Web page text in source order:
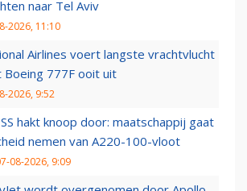
naar Tel Aviv
2026, 11:10
Airlines voert langste vrachtvlucht
Boeing 777F ooit uit
2026, 9:52
hakt knoop door: maatschappij gaat
nemen van A220-100-vloot
08-2026, 9:09